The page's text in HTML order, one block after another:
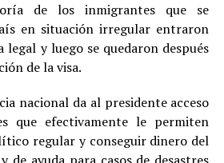
de los inmigrantes que se
en situación irregular entraron
legal y luego se quedaron después
de la visa.
nacional da al presidente acceso
que efectivamente le permiten
regular y conseguir dinero del